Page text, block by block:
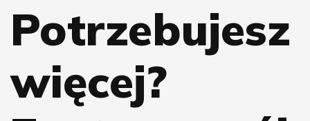
Potrzebujesz
więcej?